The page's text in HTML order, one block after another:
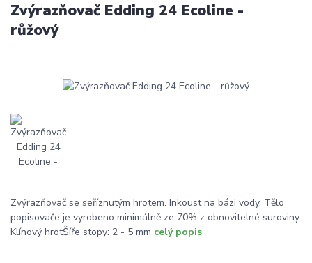
Zvýrazňovač Edding 24 Ecoline -
růžový
Zvýrazňovač se seříznutým hrotem. Inkoust na bázi vody. Tělo
popisovače je vyrobeno minimálně ze 70% z obnovitelné suroviny.
Klínový hrotŠíře stopy: 2 - 5 mm celý popis